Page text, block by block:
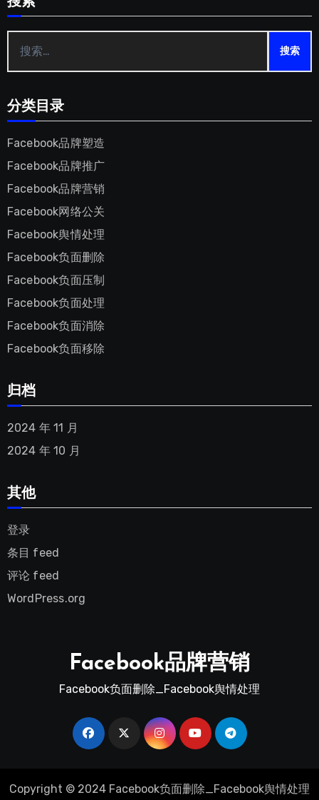
索：
分类目录
Facebook品牌塑造
Facebook品牌推广
Facebook品牌营销
Facebook网络公关
Facebook舆情处理
Facebook负面删除
Facebook负面压制
Facebook负面处理
Facebook负面消除
Facebook负面移除
归档
2024 年 11 月
2024 年 10 月
其他
登录
条目 feed
评论 feed
WordPress.org
Facebook品牌营销
Facebook负面删除_Facebook舆情处理
Copyright © 2024 Facebook负面删除_Facebook舆情处理